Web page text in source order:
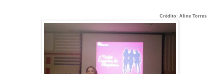
Crédito: Aline Torres